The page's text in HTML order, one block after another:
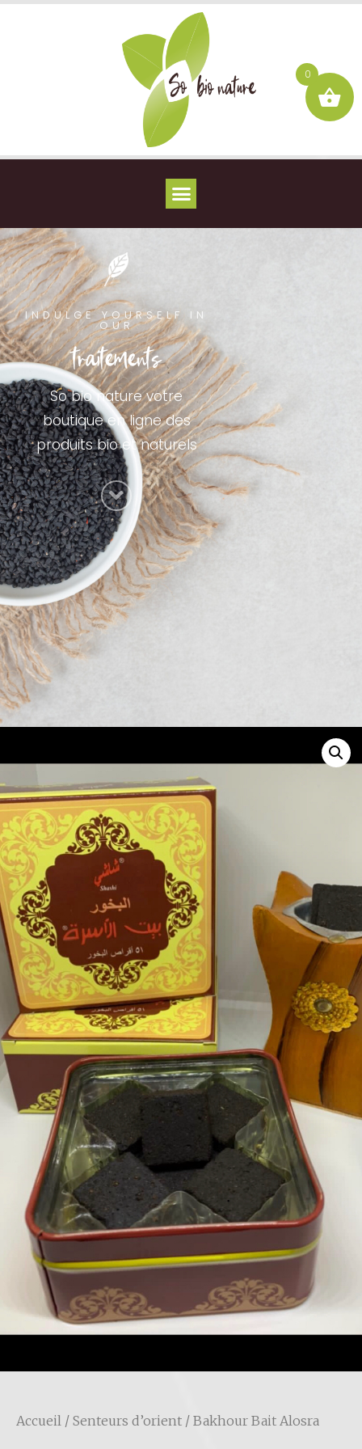
INDULGE YOURSELF IN
OUR
traitements
So bio nature votre
boutique en ligne des
produits bio et naturels
Accueil / Senteurs d’orient / Bakhour Bait Alosra
0